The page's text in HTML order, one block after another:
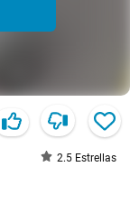
2.5 Estrellas